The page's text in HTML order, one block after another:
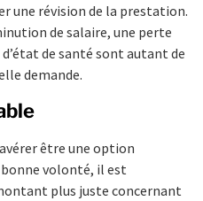
une révision de la prestation.
de salaire, une perte
de santé sont autant de
demande.
être une option
volonté, il est
plus juste concernant